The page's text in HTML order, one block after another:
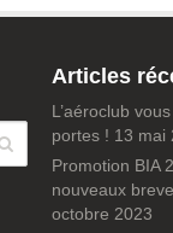
Articles
L’aéroclub
portes ! 13 mai
Promotion BIA
nouveaux
octobre 2023